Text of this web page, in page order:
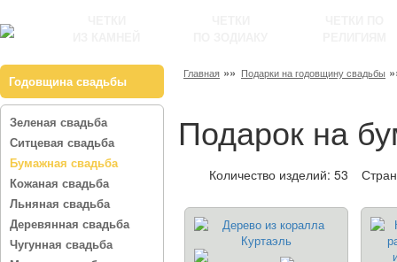
Годовщина свадьбы
Зеленая свадьба
Ситцевая свадьба
Бумажная свадьба
Кожаная свадьба
Льняная свадьба
Деревянная свадьба
Чугунная свадьба
Главная »» Подарки на годовщину свадьбы
Подарок на
Количество изделий: 53